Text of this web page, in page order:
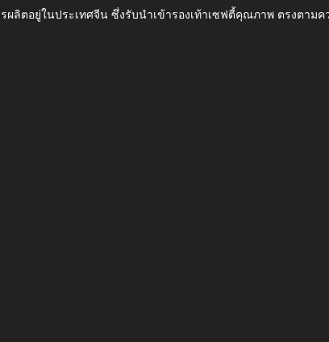
ผลิตอยู่ในประเทศจีน ซึ่งรับนำเข้ารองเท้าเซฟตี้คุณภาพ ตรงตา